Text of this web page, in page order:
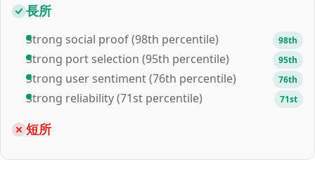
長所
Strong social proof (98th percentile) 98th
Strong port selection (95th percentile) 95th
Strong user sentiment (76th percentile) 76th
Strong reliability (71st percentile) 71st
短所